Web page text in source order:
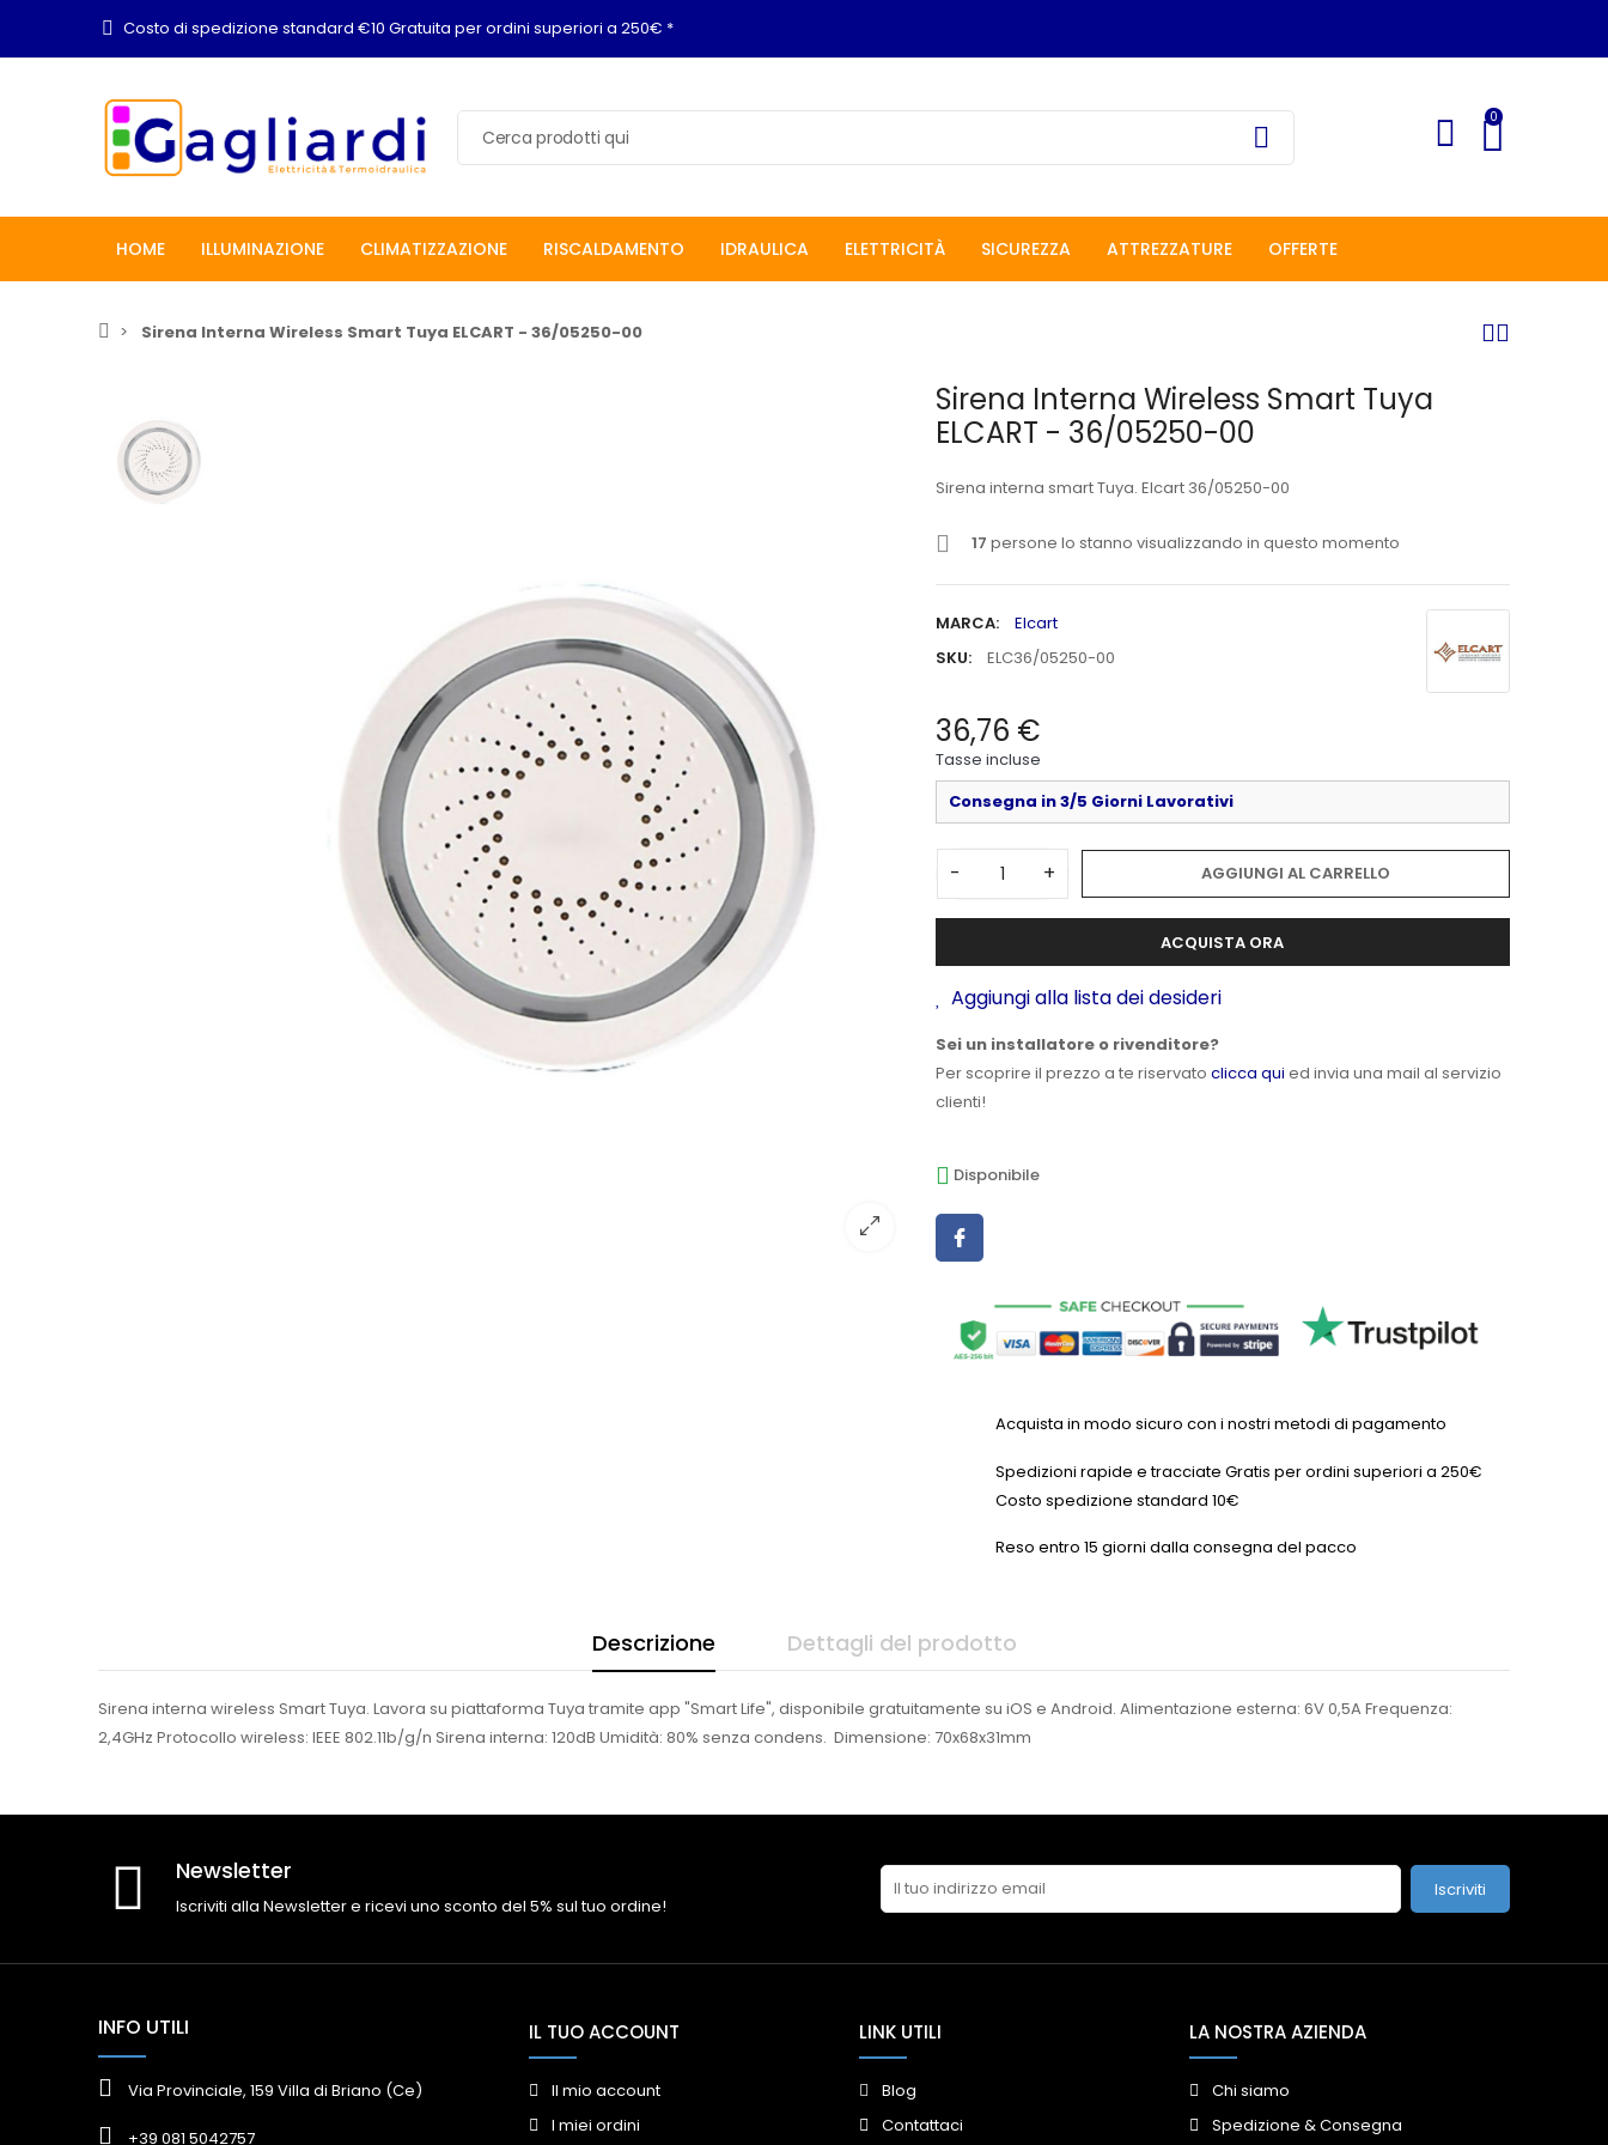
Costo di spedizione standard €10 Gratuita per ordini superiori a 250€ *
0
HOME ILLUMINAZIONE CLIMATIZZAZIONE RISCALDAMENTO IDRAULICA ELETTRICITÀ SICUREZZA ATTREZZATURE OFFERTE
Sirena Interna Wireless Smart Tuya ELCART - 36/05250-00
Sirena Interna Wireless Smart Tuya
ELCART - 36/05250-00
Sirena interna smart Tuya. Elcart 36/05250-00
17 persone lo stanno visualizzando in questo momento
MARCA:
Elcart
SKU:
ELC36/05250-00
36,76 €
Tasse incluse
Consegna in 3/5 Giorni Lavorativi
- + AGGIUNGI AL CARRELLO
ACQUISTA ORA
Aggiungi alla lista dei desideri
Sei un installatore o rivenditore?
Per scoprire il prezzo a te riservato clicca qui ed invia una mail al servizio
clienti!
Disponibile
Acquista in modo sicuro con i nostri metodi di pagamento
Spedizioni rapide e tracciate Gratis per ordini superiori a 250€
Costo spedizione standard 10€
Reso entro 15 giorni dalla consegna del pacco
Descrizione Dettagli del prodotto
Sirena interna wireless Smart Tuya. Lavora su piattaforma Tuya tramite app "Smart Life", disponibile gratuitamente su iOS e Android. Alimentazione esterna: 6V 0,5A Frequenza:
2,4GHz Protocollo wireless: IEEE 802.11b/g/n Sirena interna: 120dB Umidità: 80% senza condens. Dimensione: 70x68x31mm
Newsletter
Iscriviti alla Newsletter e ricevi uno sconto del 5% sul tuo ordine!
Iscriviti
INFO UTILI
Via Provinciale, 159 Villa di Briano (Ce)
+39 081 5042757
IL TUO ACCOUNT
Il mio account
I miei ordini
LINK UTILI
Blog
Contattaci
LA NOSTRA AZIENDA
Chi siamo
Spedizione & Consegna